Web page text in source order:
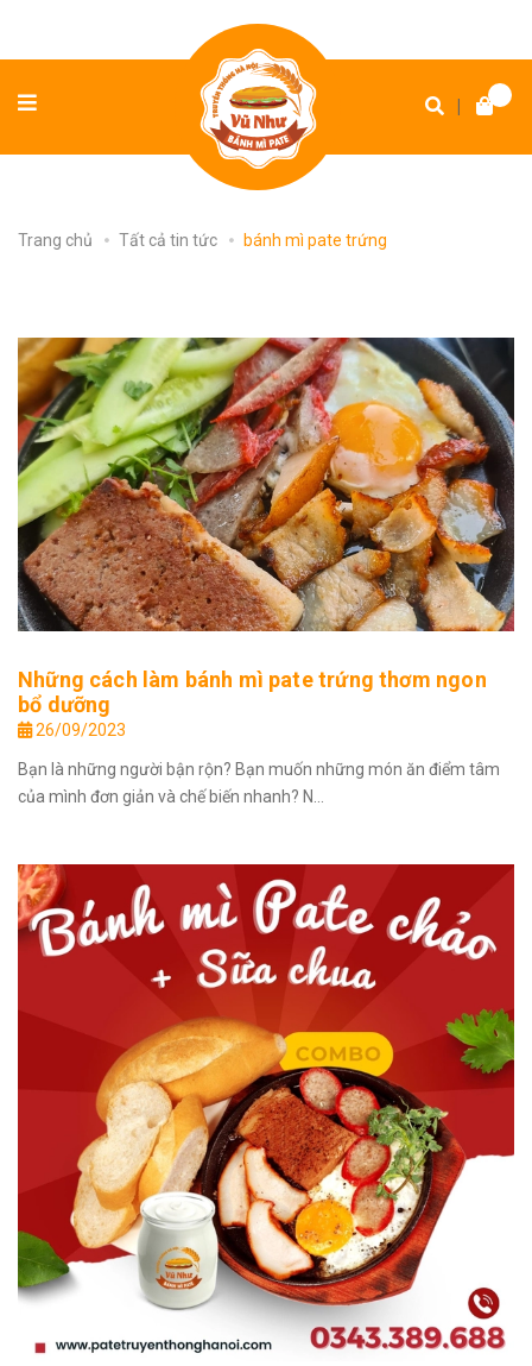
|
Trang chủ Tất cả tin tức bánh mì pate trứng
Những cách làm bánh mì pate trứng thơm ngon
bổ dưỡng
26/09/2023
Bạn là những người bận rộn? Bạn muốn những món ăn điểm tâm
của mình đơn giản và chế biến nhanh? N...